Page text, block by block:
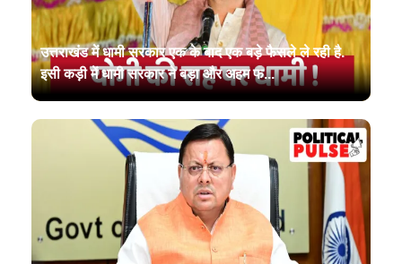
उत्तराखंड में धामी सरकार एक के बाद एक बड़े फैसले ले रही है.
इसी कड़ी में धामी सरकार ने बड़ा और अहम फ...